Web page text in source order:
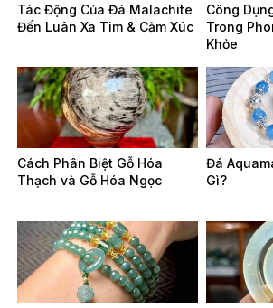
Tác Động Của Đá Malachite
Đến Luân Xa Tim & Cảm Xúc
Công
Trong
Khỏe
Cách Phân Biệt Gỗ Hóa
Thạch và Gỗ Hóa Ngọc
Đá
Gì?